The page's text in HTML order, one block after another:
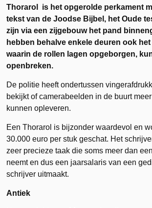
Thorarol is het opgerolde perkament
tekst van de Joodse Bijbel, het Oude
zijn via een zijgebouw het pand
hebben behalve enkele deuren ook
waarin de rollen lagen opgeborgen,
openbreken.
De politie heeft ondertussen
bekijkt of camerabeelden in de buurt
kunnen opleveren.
Een Thorarol is bijzonder waardevol en
30.000 euro per stuk geschat. Het
zeer precieze taak die soms meer dan
neemt en dus een jaarsalaris van een
schrijver uitmaakt.
Antiek